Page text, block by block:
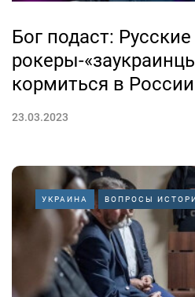
Бог подаст: Русские
рокеры-
кормиться в России
23.03.2023
УКРАИНА ВОПРОСЫ